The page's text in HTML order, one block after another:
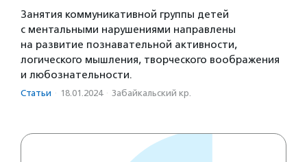
Занятия коммуникативной группы детей
с ментальными нарушениями направлены
на развитие познавательной активности,
логического мышления, творческого воображения
и любознательности.
Статьи · 18.01.2024 · Забайкальский кр.